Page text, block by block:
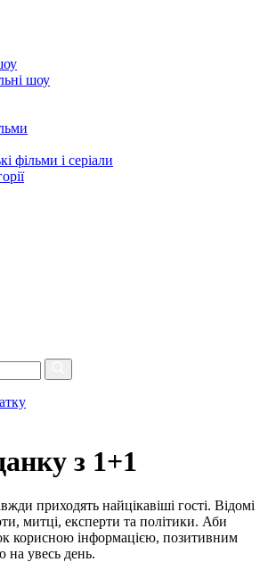
шоу
фільми і серіали
з 1+1
приходять найцікавіші гості. Відомі
митці, експерти та політики. Аби
корисною інформацією, позитивним
на увесь день.